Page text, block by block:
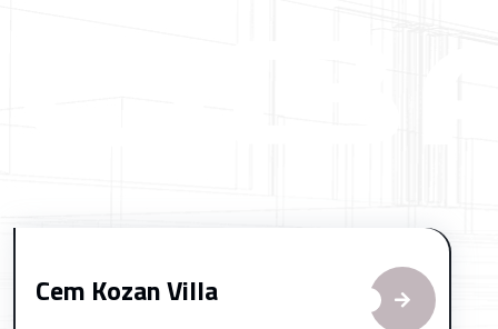
Cem Kozan Villa